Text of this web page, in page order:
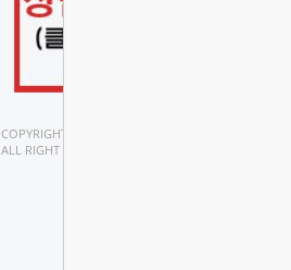
COPYRIGHT(C).
ALL RIGHT RESERVED.